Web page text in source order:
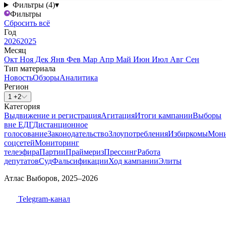
Фильтры (4)▾
Фильтры
Сбросить всё
Год
20262025
Месяц
Окт Ноя Дек Янв Фев Мар Апр Май Июн Июл Авг Сен
Тип материала
НовостьОбзорыАналитика
Регион
1 +2
Категория
Выдвижение и регистрацияАгитацияИтоги кампанииВыборы
вне ЕДГДистанционное
голосованиеЗаконодательствоЗлоупотребленияИзбиркомы
соцсетейМониторинг
телеэфираПартииПраймеризПрессингРабота
депутатовСудФальсификацииХод кампанииЭлиты
Атлас Выборов, 2025–2026
Telegram-канал